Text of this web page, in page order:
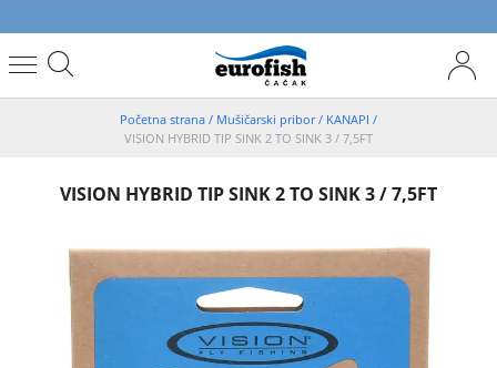
Početna strana / Mušičarski pribor/ KANAPI /
VISION HYBRID TIP SINK 2 TO SINK 3 / 7,5FT
VISION HYBRID TIP SINK 2 TO SINK 3 / 7,5FT